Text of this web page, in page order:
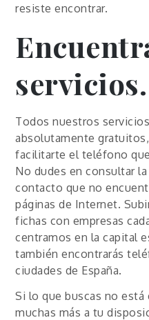
resiste encontrar.
servicios.
Todos nuestros
absolutamente
facilitarte el teléfono
No dudes en consultar
contacto que no
páginas de Internet.
fichas con empresas
centramos en la capital
también encontrarás
ciudades de España.
Si lo que buscas no
muchas más a tu